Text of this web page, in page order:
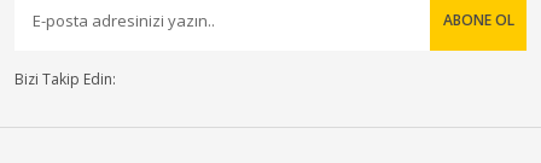
ABONE OL
Bizi Takip Edin: